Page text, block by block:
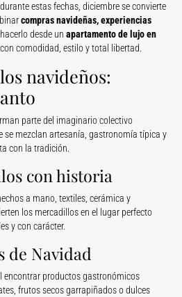
estas fechas, diciembre se convierte
compras navideñas, experiencias
desde un apartamento de lujo en
comodidad, estilo y total libertad.
navideños:
parte del imaginario colectivo
se mezclan artesanía, gastronomía típica y
con la tradición.
con historia
a mano, textiles, cerámica y
los mercadillos en el lugar perfecto
y con carácter.
de Navidad
encontrar productos gastronómicos
frutos secos garrapiñados o dulces